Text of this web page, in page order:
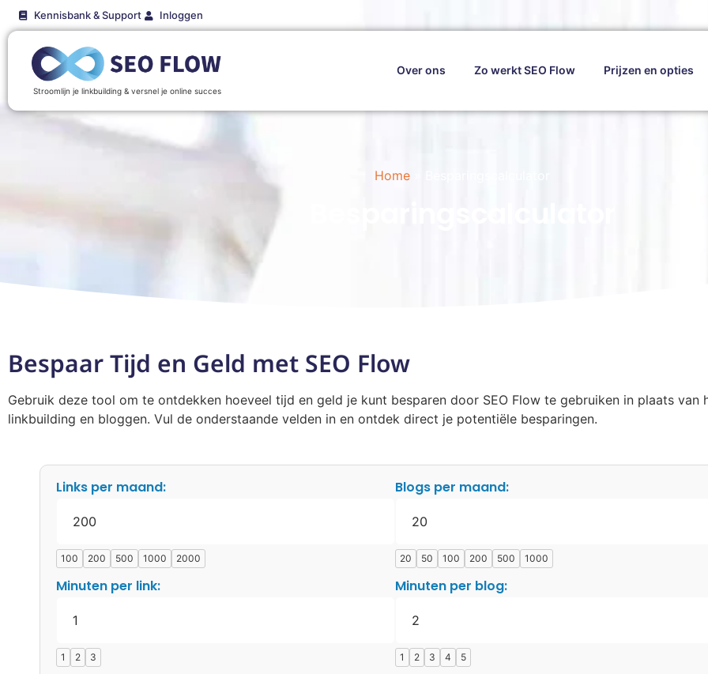
Kennisbank & Support Inloggen
Stroomlijn je linkbuilding & versnel je online succes
Over ons Zo werkt SEO Flow Prijzen en opties
Home
Bespaar Tijd en Geld met SEO Flow
Gebruik deze tool om te ontdekken hoeveel tijd en geld je kunt besparen door SEO Flow te gebruiken in plaats van
linkbuilding en bloggen. Vul de onderstaande velden in en ontdek direct je potentiële besparingen.
Links per maand:
100 200 500 1000 2000
Blogs per maand:
20 50 100 200 500 1000
Minuten per link:
1 2 3
Minuten per blog:
1 2 3 4 5